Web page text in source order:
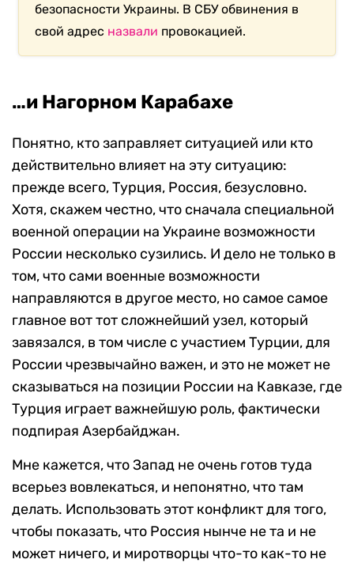
безопасности Украины. В СБУ обвинения в
свой адрес назвали провокацией.
…и Нагорном Карабахе
Понятно, кто заправляет ситуацией или кто
действительно влияет на эту ситуацию:
прежде всего, Турция, Россия, безусловно.
Хотя, скажем честно, что сначала специальной
военной операции на Украине возможности
России несколько сузились. И дело не только в
том, что сами военные возможности
направляются в другое место, но самое самое
главное вот тот сложнейший узел, который
завязался, в том числе с участием Турции, для
России чрезвычайно важен, и это не может не
сказываться на позиции России на Кавказе, где
Турция играет важнейшую роль, фактически
подпирая Азербайджан.
Мне кажется, что Запад не очень готов туда
всерьез вовлекаться, и непонятно, что там
делать. Использовать этот конфликт для того,
чтобы показать, что Россия нынче не та и не
может ничего, и миротворцы что-то как-то не